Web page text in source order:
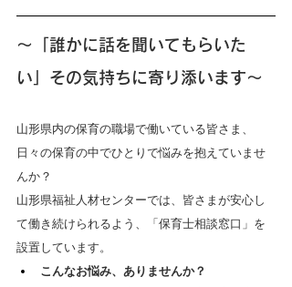
～「誰かに話を聞いてもらいた
い」その気持ちに寄り添います～
山形県内の保育の職場で働いている皆さま、
日々の保育の中でひとりで悩みを抱えていませ
んか？
山形県福祉人材センターでは、皆さまが安心し
て働き続けられるよう、「保育士相談窓口」を
設置しています。
こんなお悩み、ありませんか？